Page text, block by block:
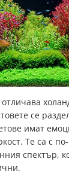
се
имат
Те са с
спектър,